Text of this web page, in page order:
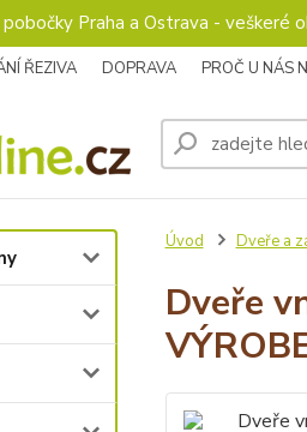
Praha a Ostrava - veškeré
ŘEZIVA DOPRAVA PROČ U NÁS
Úvod Dveře a
Dveře